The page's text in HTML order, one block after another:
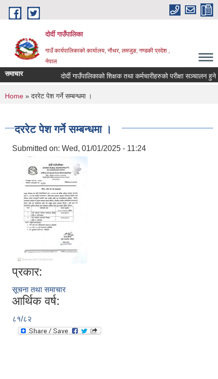
Skip to main content
दोर्दी गाउँपालिका
गाउँ कार्यपालिकाको कार्यालय, नौथर, लमजुङ, गण्डकी प्रदेश ,
नेपाल
समाचार दोर्दी गाउँपालिकाको शिक्षक तथा कर्मचारीहरुको परीक्षा सञ्चालन हुने
You are here
Home » दररेट पेश गर्ने सम्बन्धमा ।
दररेट पेश गर्ने सम्बन्धमा ।
Submitted on: Wed, 01/01/2025 - 11:24
प्रकार:
सूचना तथा समाचार
आर्थिक वर्ष:
८१/८२